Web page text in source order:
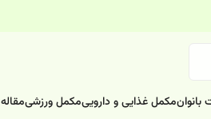
مکمل غذایی و داروییمکمل ورزشیمقاله